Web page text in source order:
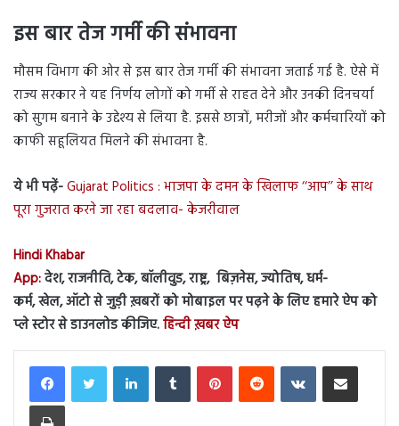
इस बार तेज गर्मी की संभावना
मौसम विभाग की ओर से इस बार तेज गर्मी की संभावना जताई गई है. ऐसे में
राज्य सरकार ने यह निर्णय लोगों को गर्मी से राहत देने और उनकी दिनचर्या
को सुगम बनाने के उद्देश्य से लिया है. इससे छात्रों, मरीजों और कर्मचारियों को
काफी सहूलियत मिलने की संभावना है.
ये भी पढ़ें-Gujarat Politics : भाजपा के दमन के खिलाफ ‘‘आप’’ के साथ
पूरा गुजरात करने जा रहा बदलाव- केजरीवाल
Hindi Khabar
App:देश, राजनीति, टेक, बॉलीवुड, राष्ट्र, बिज़नेस, ज्योतिष, धर्म-
कर्म, खेल, ऑटो से जुड़ी ख़बरों को मोबाइल पर पढ़ने के लिए हमारे ऐप को
प्ले स्टोर से डाउनलोड कीजिए.हिन्दी ख़बर ऐप
LinkedInTumblr PinterestReddit VKontakteShare via Email
Print